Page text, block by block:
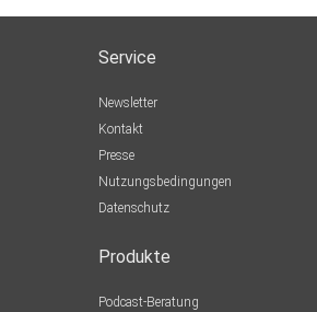
Service
Newsletter
Kontakt
Presse
Nutzungsbedingungen
Datenschutz
Produkte
Podcast-Beratung